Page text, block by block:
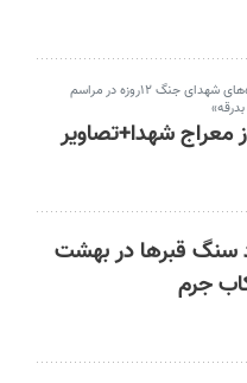
تقدیر جمعی از خانواده‌های شهدای جنگ ۱۲روزه در مراسم
معراج شهدا+تصاویر
سنگ‌ قبرها در بهشت
جرم